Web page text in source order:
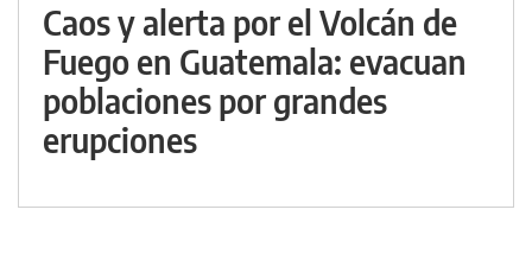
Caos y alerta por el Volcán de
Fuego en Guatemala: evacuan
poblaciones por grandes
erupciones